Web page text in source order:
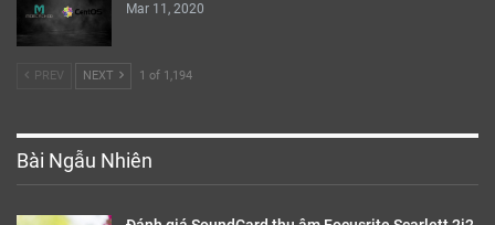
Mar 11, 2020
PREV NEXT 1 of 1,194
Bài Ngẫu Nhiên